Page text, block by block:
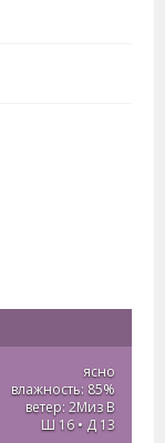
ясно
влажность: 85%
ветер: 2Миз В
Ш 16 • Д 13